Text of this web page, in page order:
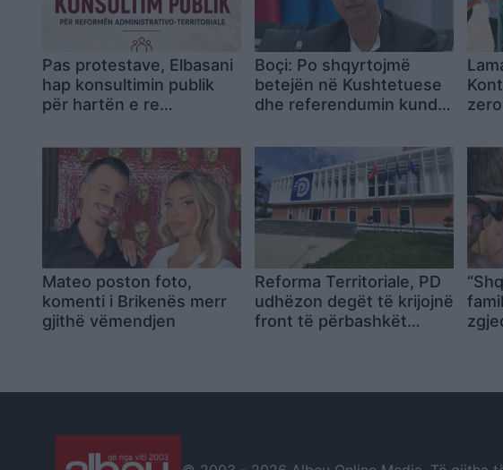
Pas protestave, Elbasani
hap konsultimin publik
për hartën e re
Boçi: Po shqyrtojmë
betejën në Kushtetuese
dhe referendumin kundër
Mateo poston foto,
komenti i Brikenës merr
gjithë vëmendjen
Reforma Territoriale, PD
udhëzon degët të krijojnë
front të përbashkët